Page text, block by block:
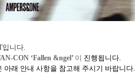
입니다.
CON ‘Fallen &ngel’ 이 진행됩니다.
아래 안내 사항을 참고해 주시기 바랍니다.